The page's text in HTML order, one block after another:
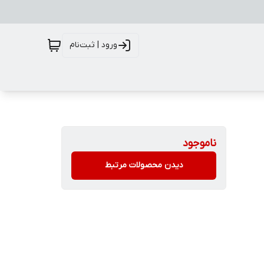
ورود | ثبت‌نام
ناموجود
دیدن محصولات مرتبط